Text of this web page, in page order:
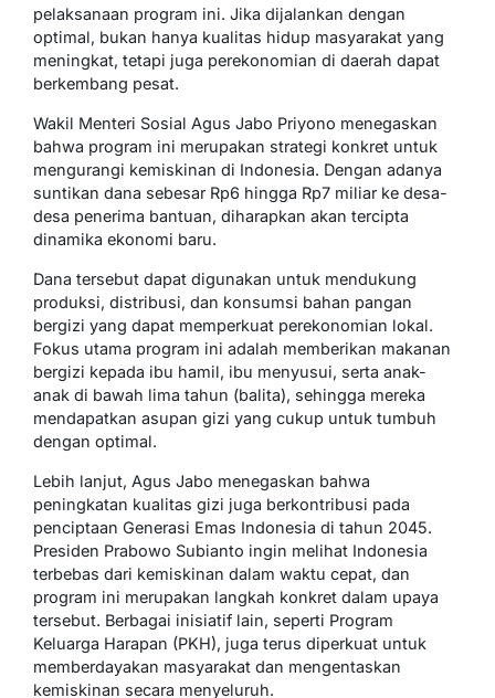
pelaksanaan program ini. Jika dijalankan dengan
optimal, bukan hanya kualitas hidup masyarakat yang
meningkat, tetapi juga perekonomian di daerah dapat
berkembang pesat.
Wakil Menteri Sosial Agus Jabo Priyono menegaskan
bahwa program ini merupakan strategi konkret untuk
mengurangi kemiskinan di Indonesia. Dengan adanya
suntikan dana sebesar Rp6 hingga Rp7 miliar ke desa-
desa penerima bantuan, diharapkan akan tercipta
dinamika ekonomi baru.
Dana tersebut dapat digunakan untuk mendukung
produksi, distribusi, dan konsumsi bahan pangan
bergizi yang dapat memperkuat perekonomian lokal.
Fokus utama program ini adalah memberikan makanan
bergizi kepada ibu hamil, ibu menyusui, serta anak-
anak di bawah lima tahun (balita), sehingga mereka
mendapatkan asupan gizi yang cukup untuk tumbuh
dengan optimal.
Lebih lanjut, Agus Jabo menegaskan bahwa
peningkatan kualitas gizi juga berkontribusi pada
penciptaan Generasi Emas Indonesia di tahun 2045.
Presiden Prabowo Subianto ingin melihat Indonesia
terbebas dari kemiskinan dalam waktu cepat, dan
program ini merupakan langkah konkret dalam upaya
tersebut. Berbagai inisiatif lain, seperti Program
Keluarga Harapan (PKH), juga terus diperkuat untuk
memberdayakan masyarakat dan mengentaskan
kemiskinan secara menyeluruh.